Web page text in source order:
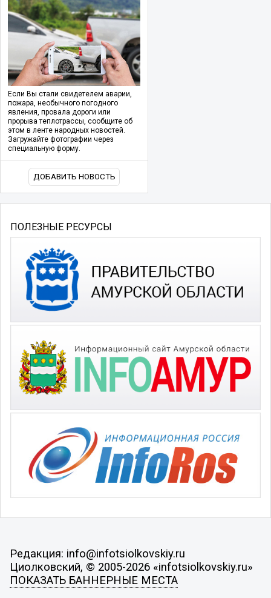
Если Вы стали свидетелем аварии,
пожара, необычного погодного
явления, провала дороги или
прорыва теплотрассы, сообщите об
этом в ленте народных новостей.
Загружайте фотографии через
специальную форму.
ДОБАВИТЬ НОВОСТЬ
ПОЛЕЗНЫЕ РЕСУРСЫ
Редакция: info@infotsiolkovskiy.ru
Циолковский, © 2005-2026 «infotsiolkovskiy.ru»
ПОКАЗАТЬ БАННЕРНЫЕ МЕСТА